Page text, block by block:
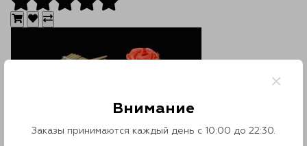
Внимание
Заказы принимаются каждый день с 10:00 до 22:30.
×